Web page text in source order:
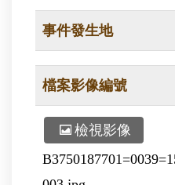
事件發生地
檔案影像編號
檢視影像